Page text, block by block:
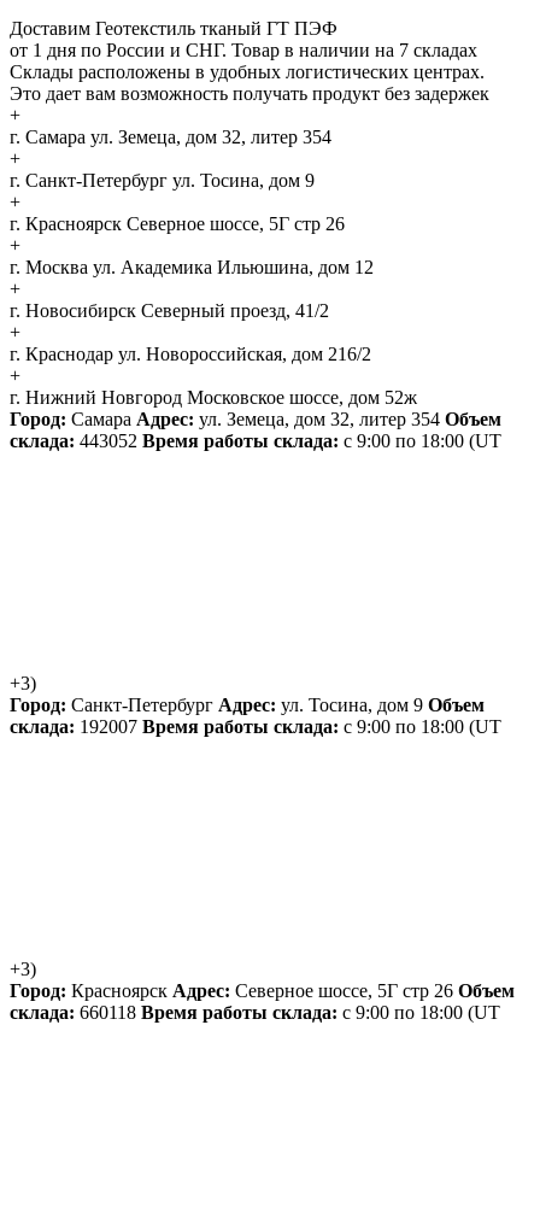
Доставим Геотекстиль тканый ГТ ПЭФ
от 1 дня по России и СНГ. Товар в наличии на 7 складах
Склады расположены в удобных логистических центрах.
Это дает вам возможность получать продукт без задержек
+
г. Самара ул. Земеца, дом 32, литер 354
+
г. Санкт-Петербург ул. Тосина, дом 9
+
г. Красноярск Северное шоссе, 5Г стр 26
+
г. Москва ул. Академика Ильюшина, дом 12
+
г. Новосибирск Северный проезд, 41/2
+
г. Краснодар ул. Новороссийская, дом 216/2
+
г. Нижний Новгород Московское шоссе, дом 52ж
Город: Самара Адрес: ул. Земеца, дом 32, литер 354 Объем
склада: 443052 Время работы склада: с 9:00 по 18:00 (UT
+3)
Город: Санкт-Петербург Адрес: ул. Тосина, дом 9 Объем
склада: 192007 Время работы склада: с 9:00 по 18:00 (UT
+3)
Город: Красноярск Адрес: Северное шоссе, 5Г стр 26 Объем
склада: 660118 Время работы склада: с 9:00 по 18:00 (UT